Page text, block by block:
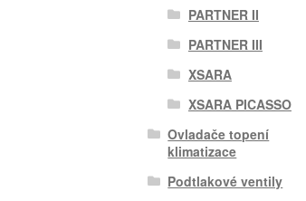
PARTNER II
PARTNER III
XSARA
XSARA PICASSO
Ovladače topení
klimatizace
Podtlakové ventily